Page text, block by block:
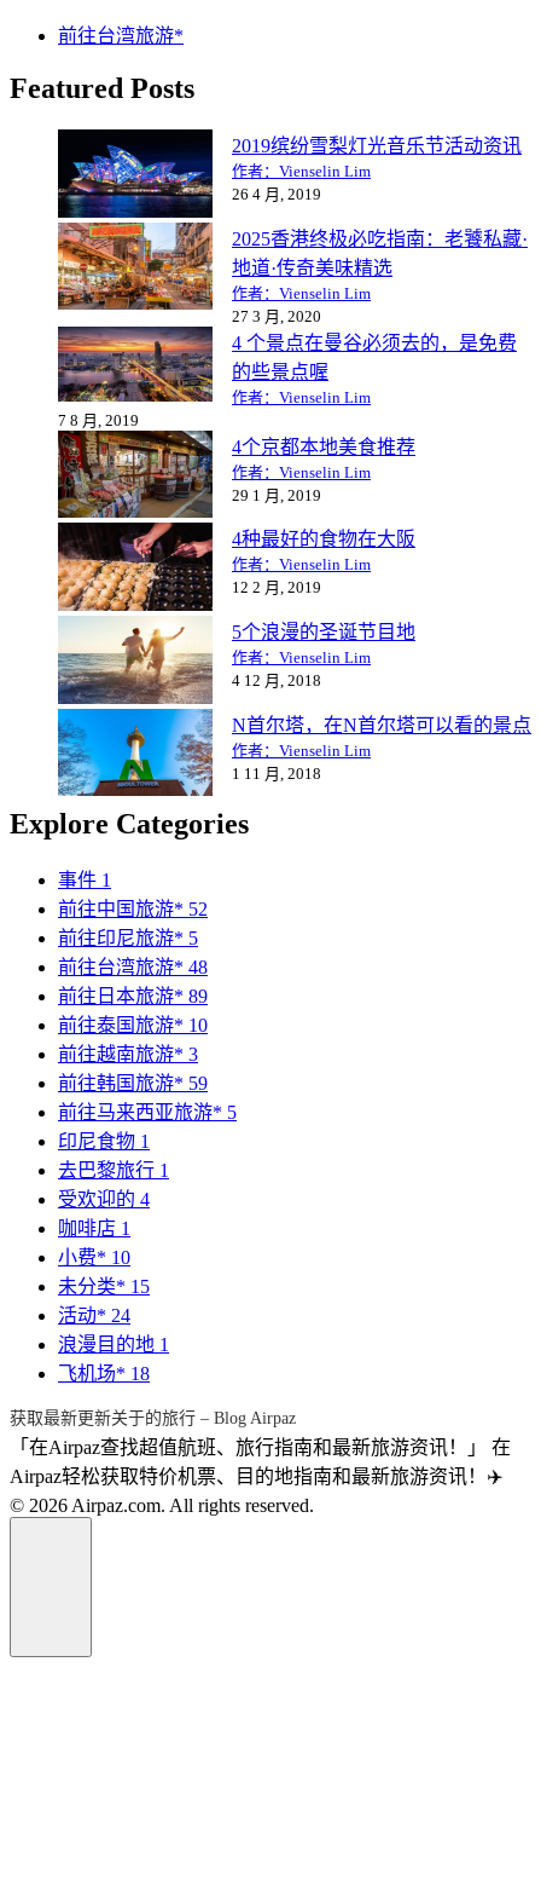
前往台湾旅游*
Featured Posts
2019缤纷雪梨灯光音乐节活动资讯
作者：Vienselin Lim
26 4 月, 2019
2025香港终极必吃指南：老饕私藏·
地道·传奇美味精选
作者：Vienselin Lim
27 3 月, 2020
4 个景点在曼谷必须去的，是免费
的些景点喔
作者：Vienselin Lim
7 8 月, 2019
4个京都本地美食推荐
作者：Vienselin Lim
29 1 月, 2019
4种最好的食物在大阪
作者：Vienselin Lim
12 2 月, 2019
5个浪漫的圣诞节目地
作者：Vienselin Lim
4 12 月, 2018
N首尔塔，在N首尔塔可以看的景点
作者：Vienselin Lim
1 11 月, 2018
Explore Categories
事件 1
前往中国旅游* 52
前往印尼旅游* 5
前往台湾旅游* 48
前往日本旅游* 89
前往泰国旅游* 10
前往越南旅游* 3
前往韩国旅游* 59
前往马来西亚旅游* 5
印尼食物 1
去巴黎旅行 1
受欢迎的 4
咖啡店 1
小费* 10
未分类* 15
活动* 24
浪漫目的地 1
飞机场* 18
获取最新更新关于的旅行 – Blog Airpaz
「在Airpaz查找超值航班、旅行指南和最新旅游资讯！」 在
Airpaz轻松获取特价机票、目的地指南和最新旅游资讯！✈️
© 2026 Airpaz.com. All rights reserved.